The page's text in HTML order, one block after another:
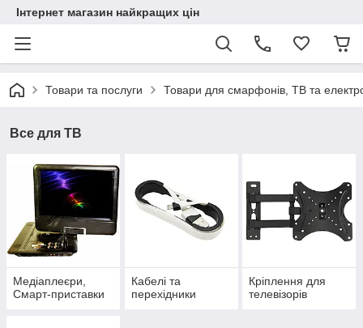
Інтернет магазин найкращих цін
Товари та послуги Товари для смарфонів, ТВ та
Все для ТВ
Медіаплеєри,
Смарт-приставки
Кабелі та
перехідники
Кріплення для
телевізорів